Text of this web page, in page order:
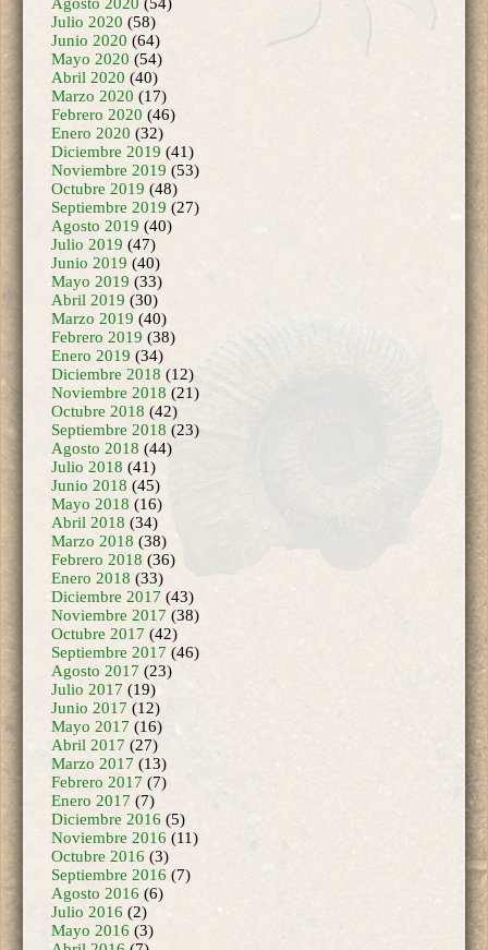
Junio 2020(64)
Mayo 2020(54)
Abril 2020(40)
Marzo 2020 (17)
Febrero 2020(46)
Enero 2020(32)
Diciembre 2019(41)
Noviembre 2019
Octubre 2019(48)
Septiembre 2019 (27)
Agosto 2019(40)
Julio 2019(47)
Junio 2019(40)
Mayo 2019(33)
Abril 2019(30)
Marzo 2019 (40)
Febrero 2019(38)
Enero 2019(34)
Diciembre 2018(12)
Noviembre 2018
Octubre 2018(42)
Septiembre 2018 (23)
Agosto 2018(44)
Julio 2018(41)
Junio 2018(45)
Mayo 2018(16)
Abril 2018(34)
Marzo 2018 (38)
Febrero 2018(36)
Enero 2018(33)
Diciembre 2017(43)
Noviembre 2017
Octubre 2017(42)
Septiembre 2017 (46)
Agosto 2017(23)
Julio 2017(19)
Junio 2017(12)
Mayo 2017(16)
Abril 2017(27)
Marzo 2017 (13)
Febrero 2017(7)
Enero 2017(7)
Diciembre 2016(5)
Noviembre 2016
Octubre 2016(3)
Septiembre 2016 (7)
Agosto 2016(6)
Julio 2016(2)
Mayo 2016(3)
Abril 2016 (7)
Marzo 2016 (7)